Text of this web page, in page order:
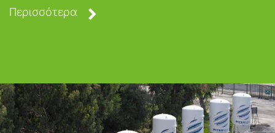
Περισσότερα